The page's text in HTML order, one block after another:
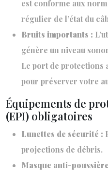
est conforme aux
régulier de l’état du
Bruits importants :
génère un niveau
Le port de protections
pour préserver votre
Équipements de
(EPI) obligatoires
Lunettes de sécurité :
projections de débris.
Masque anti-